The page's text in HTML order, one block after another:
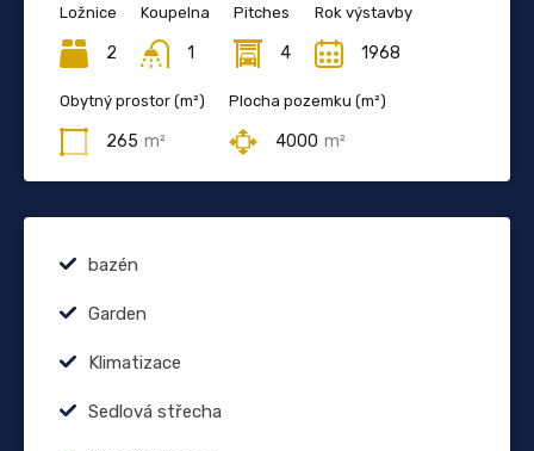
Ložnice
2
Koupelna
1
Pitches
4
Rok výstavby
1968
Obytný prostor (m²)
265 m²
Plocha pozemku (m²)
4000 m²
bazén
Garden
Klimatizace
Sedlová střecha